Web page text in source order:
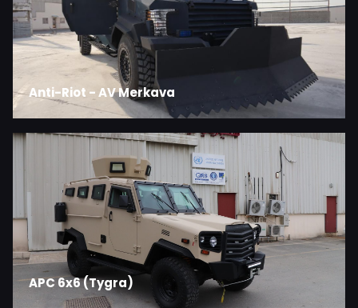
Anti-Riot - AV Merkava
APC 6x6 (Tygra)